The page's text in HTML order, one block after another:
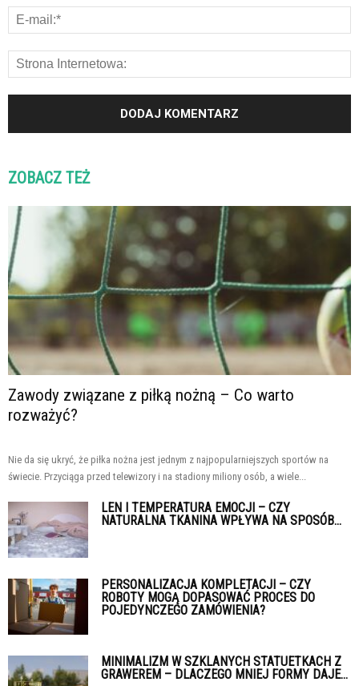
ZOBACZ TEŻ
Zawody związane z piłką nożną – Co warto
rozważyć?
Nie da się ukryć, że piłka nożna jest jednym z najpopularniejszych sportów na
świecie. Przyciąga przed telewizory i na stadiony miliony osób, a wiele...
LEN I TEMPERATURA EMOCJI – CZY
NATURALNA TKANINA WPŁYWA NA SPOSÓB...
PERSONALIZACJA KOMPLETACJI – CZY
ROBOTY MOGĄ DOPASOWAĆ PROCES DO
POJEDYNCZEGO ZAMÓWIENIA?
MINIMALIZM W SZKLANYCH STATUETKACH Z
GRAWEREM – DLACZEGO MNIEJ FORMY DAJE...